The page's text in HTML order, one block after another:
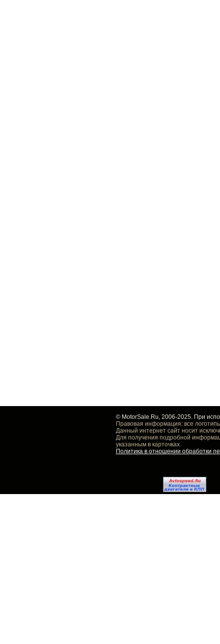
© MotorSale.Ru, 2006-2025. При
Правовая информация: все
Данный интернет сайт носит
Для получения подробной
указанным в карточках.
Политика в отношении обработки